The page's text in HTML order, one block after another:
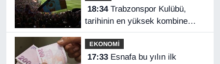
18:34Trabzonspor Kulübü,
tarihinin en yüksek kombine
satışını yaptı
EKONOMİ
17:33Esnafa bu yılın ilk